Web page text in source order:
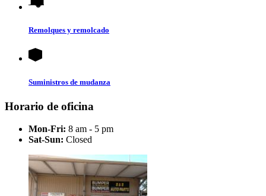
Remolques y remolcado
Suministros de mudanza
Horario de oficina
Mon-Fri: 8 am - 5 pm
Sat-Sun: Closed